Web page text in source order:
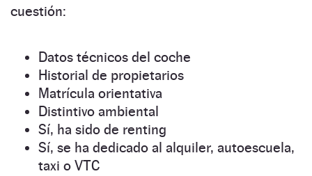
cuestión:
Datos técnicos del coche
Historial de propietarios
Matrícula orientativa
Distintivo ambiental
Sí, ha sido de renting
Sí, se ha dedicado al alquiler, autoescuela,
taxi o VTC